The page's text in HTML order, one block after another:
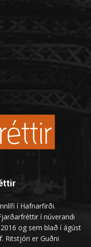
í Hafnarfirði.
í núverandi
og sem blað í ágúst
Ritstjóri er Guðni